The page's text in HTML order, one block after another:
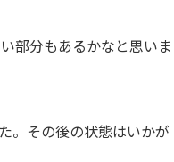
部分もあるかなと思いま
。その後の状態はいかが